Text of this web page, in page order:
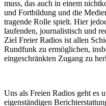
muss, das auch in einem
und Fortbildung und die
tragende Rolle spielt. Hier
laufenden, journalistisch und
Ziel Freier Radios ist allen
Rundfunk zu ermöglichen,
eingeschränkten Zugang zu
Uns als Freien Radios geht es
eigenständigen